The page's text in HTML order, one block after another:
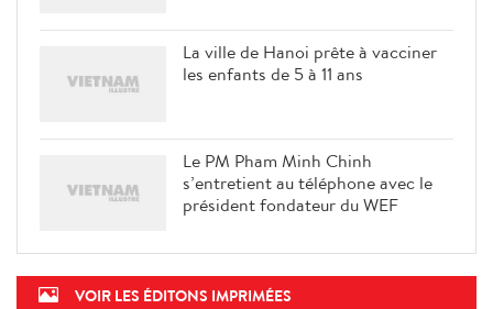
La ville de Hanoi prête à vacciner
les enfants de 5 à 11 ans
Le PM Pham Minh Chinh
s’entretient au téléphone avec le
président fondateur du WEF
VOIR LES ÉDITONS IMPRIMÉES